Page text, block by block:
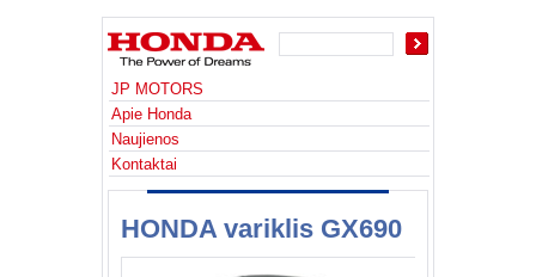
JP MOTORS
Apie Honda
Naujienos
Kontaktai
HONDA variklis GX690